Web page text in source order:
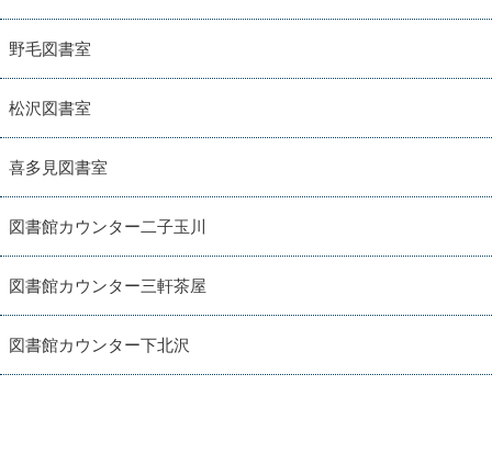
野毛図書室
松沢図書室
喜多見図書室
図書館カウンター二子玉川
図書館カウンター三軒茶屋
図書館カウンター下北沢